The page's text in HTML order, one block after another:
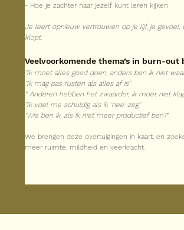
- Hoe je zachter naar jezelf kunt leren kijken
Je leert opnieuw vertrouwen op je lijf, je gevoel,
klopt.
Veelvoorkomende thema’s in burn-out
"Ik moet alles goed doen, anders ben ik niet
"Ik mag pas rusten als alles af is"
“ Anderen hebben het zwaarder, ik moet niet
"Ik voel me schuldig als ik ‘nee’ zeg"
"Wie ben ik, als ik niet meer productief ben?"
We brengen deze overtuigingen in kaart, en
meer ruimte, mildheid en veerkracht.